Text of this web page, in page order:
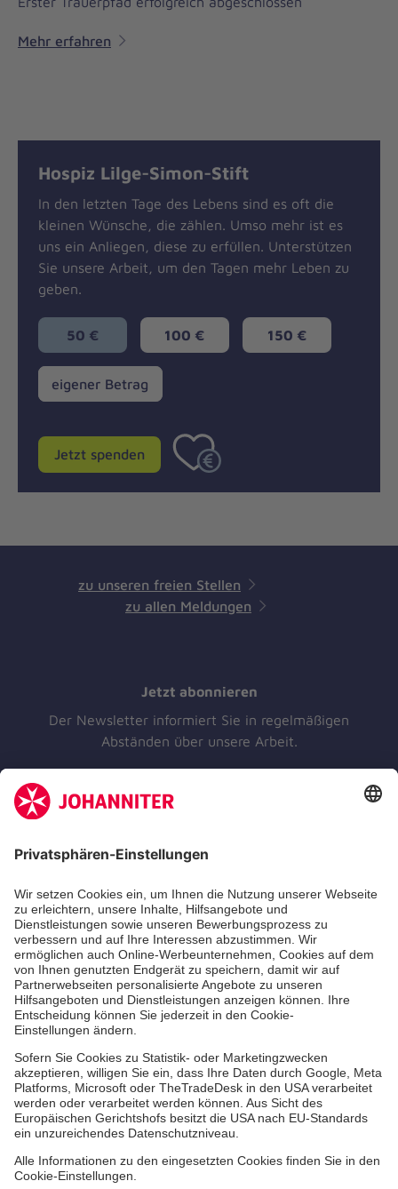
Mehr erfahren
Hospiz Lilge-Simon-Stift
In den letzten Tage des Lebens sind es oft die
kleinen Wünsche, die zählen. Umso mehr ist es
uns ein Anliegen, diese zu erfüllen. Unterstützen
Sie unsere Arbeit, um den Tagen mehr Leben zu
geben.
50 € 100 € 150 €
eigener
Betrag
eigener Betrag
Jetzt spenden
zu unseren freien Stellen
zu allen Meldungen
Jetzt abonnieren
Der Newsletter informiert Sie in regelmäßigen
Abständen über unsere Arbeit.
Unsere Standorte
Leistungen
Kennzahlen und Struktur
Als Pflegefachkraft arbeiten
Qualität
Unsere Spendenprojekte
Allgemeine Einkaufsbedingungen
Hinweisgebersystem